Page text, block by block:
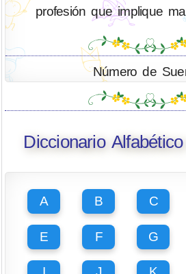
profesión que implique
Número de
Diccionario
A B C
E F G